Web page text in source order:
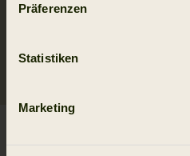
Präferenzen
Statistiken
Marketing